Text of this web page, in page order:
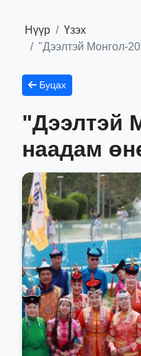
Нүүр
Үзэх
"Дээлтэй Монгол-
Буцах
"Дээлтэй
наадам